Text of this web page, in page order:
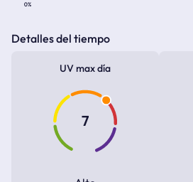
0%
Detalles del tiempo
UV max día
7